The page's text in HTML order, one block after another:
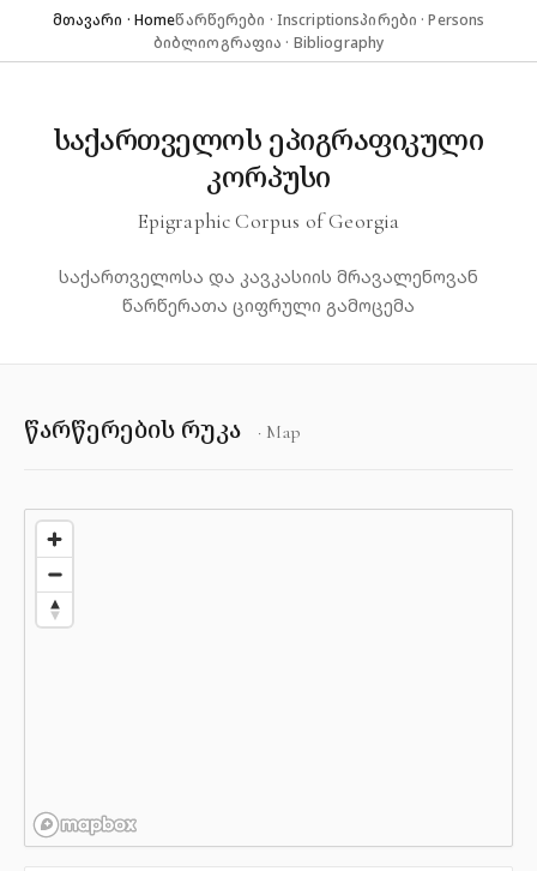
მთავარი · Homeწარწერები · Inscriptionsპირები · Persons
ბიბლიოგრაფია · Bibliography
საქართველოს ეპიგრაფიკული
კორპუსი
Epigraphic Corpus of Georgia
საქართველოსა და კავკასიის მრავალენოვან
წარწერათა ციფრული გამოცემა
წარწერების რუკა · Map